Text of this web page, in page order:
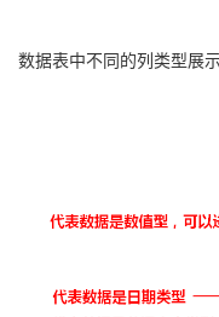
数据表中不同的列类型展